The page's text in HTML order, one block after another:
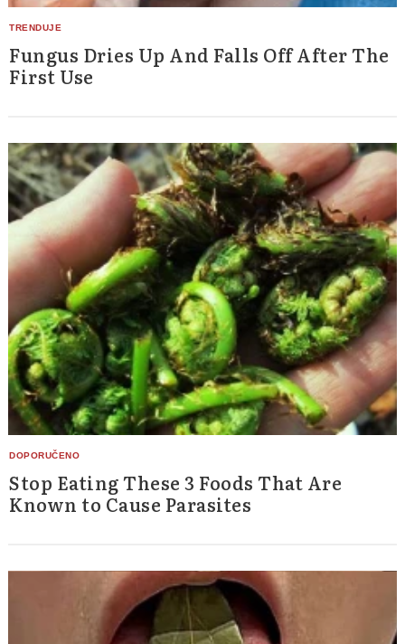
Fungus Dries Up And Falls Off After The
First Use
Stop Eating These 3 Foods That Are
Known to Cause Parasites